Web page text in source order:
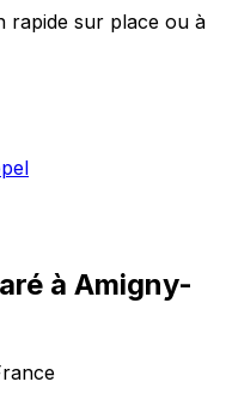
rapide sur place ou à
à Amigny-